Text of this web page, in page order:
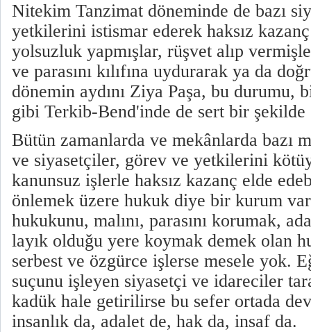
Nitekim Tanzimat döneminde de bazı
yetkilerini istismar ederek haksız
yolsuzluk yapmışlar, rüşvet alıp
ve parasını kılıfına uydurarak ya da
dönemin aydını Ziya Paşa, bu durumu,
gibi Terkib-Bend'inde de sert bir
Bütün zamanlarda ve mekânlarda bazı
ve siyasetçiler, görev ve yetkilerini
kanunsuz işlerle haksız kazanç elde
önlemek üzere hukuk diye bir kurum
hukukunu, malını, parasını korumak,
layık olduğu yere koymak demek olan
serbest ve özgürce işlerse mesele yok.
suçunu işleyen siyasetçi ve idareciler
kadük hale getirilirse bu sefer ortada
insanlık da, adalet de, hak da, insaf da.